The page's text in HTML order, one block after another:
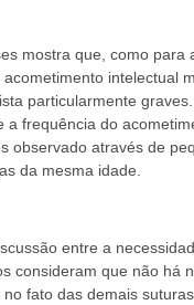
mostra que, como para
intelectual
particularmente graves.
frequência do
observado através de
da mesma idade.
entre a
consideram que não há
fato das demais